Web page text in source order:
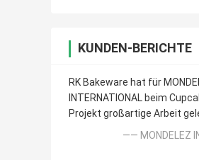
KUNDEN-BERICHTE
RK Bakeware hat für
INTERNATIONAL beim
Projekt großartige Arbeit
—— MONDELEZ